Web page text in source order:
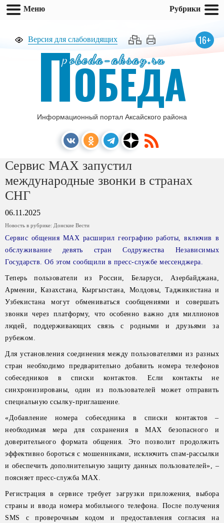
Версия для слабовидящих 16+
pobeda-aksay.ru
ПОБЕДА
Информационный портал Аксайского района
Сервис МАХ запустил
международные звонки в странах
СНГ
06.11.2025
Новость в рубрике: Донские Вести
Сервис общения МАХ расширил географию работы, включив в
обслуживание девять стран Содружества Независимых
Государств. Об этом сообщили в пресс-службе мессенджера.
Теперь пользователи из России, Беларуси, Азербайджана,
Армении, Казахстана, Кыргызстана, Молдовы, Таджикистана и
Узбекистана могут обмениваться сообщениями и совершать
звонки через платформу, что особенно важно для миллионов
людей, поддерживающих связь с родными и друзьями за
рубежом.
Для установления соединения между пользователями из разных
стран необходимо предварительно добавить номера телефонов
собеседников в списки контактов. Если контакты не
синхронизированы, один из пользователей может отправить
специальную ссылку-приглашение.
«Добавление номера собеседника в списки контактов –
необходимая мера для сохранения в МАХ безопасного и
доверительного формата общения. Это позволит продолжить
эффективно бороться с мошенниками, исключить спам-рассылки
и обеспечить дополнительную защиту данных пользователей», –
поясняет пресс-служба MAX.
Регистрация в сервисе требует загрузки приложения, выбора
страны и ввода номера мобильного телефона. После получения
SMS с проверочным кодом и предоставления согласия на
Меню Рубрики